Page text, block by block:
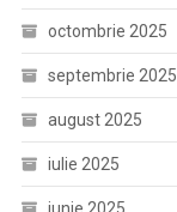
octombrie 2025
septembrie 2025
august 2025
iulie 2025
iunie 2025